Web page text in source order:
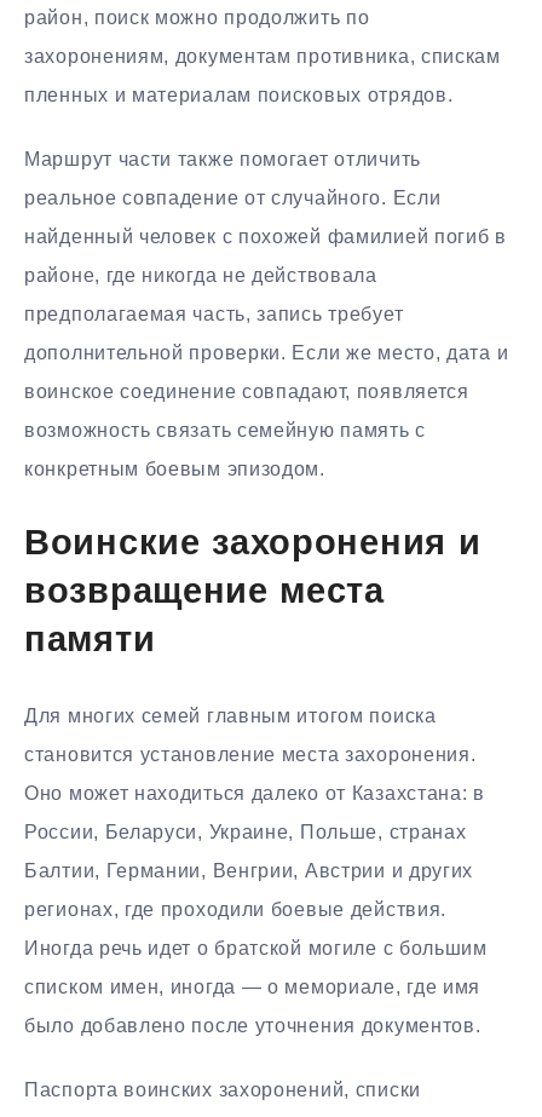
район, поиск можно продолжить по
захоронениям, документам противника, спискам
пленных и материалам поисковых отрядов.
Маршрут части также помогает отличить
реальное совпадение от случайного. Если
найденный человек с похожей фамилией погиб в
районе, где никогда не действовала
предполагаемая часть, запись требует
дополнительной проверки. Если же место, дата и
воинское соединение совпадают, появляется
возможность связать семейную память с
конкретным боевым эпизодом.
Воинские захоронения и
возвращение места
памяти
Для многих семей главным итогом поиска
становится установление места захоронения.
Оно может находиться далеко от Казахстана: в
России, Беларуси, Украине, Польше, странах
Балтии, Германии, Венгрии, Австрии и других
регионах, где проходили боевые действия.
Иногда речь идет о братской могиле с большим
списком имен, иногда — о мемориале, где имя
было добавлено после уточнения документов.
Паспорта воинских захоронений, списки